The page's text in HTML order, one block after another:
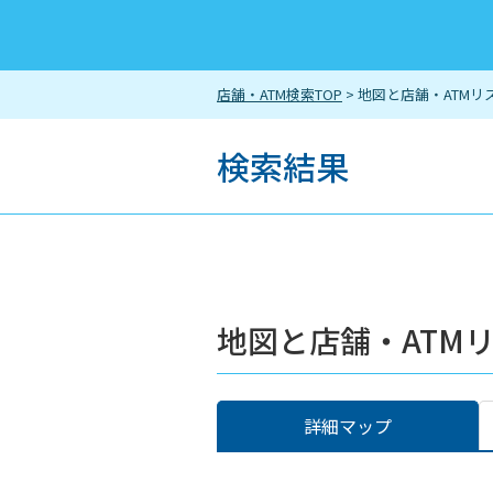
店舗・ATM検索TOP > 地図と店舗・ATMリ
検索結果
地図と店舗・ATM
詳細マップ